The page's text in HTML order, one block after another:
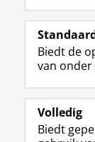
Studiekiezers
Alumni
Over ons
Biedt de
van onder
Volledig
Biedt